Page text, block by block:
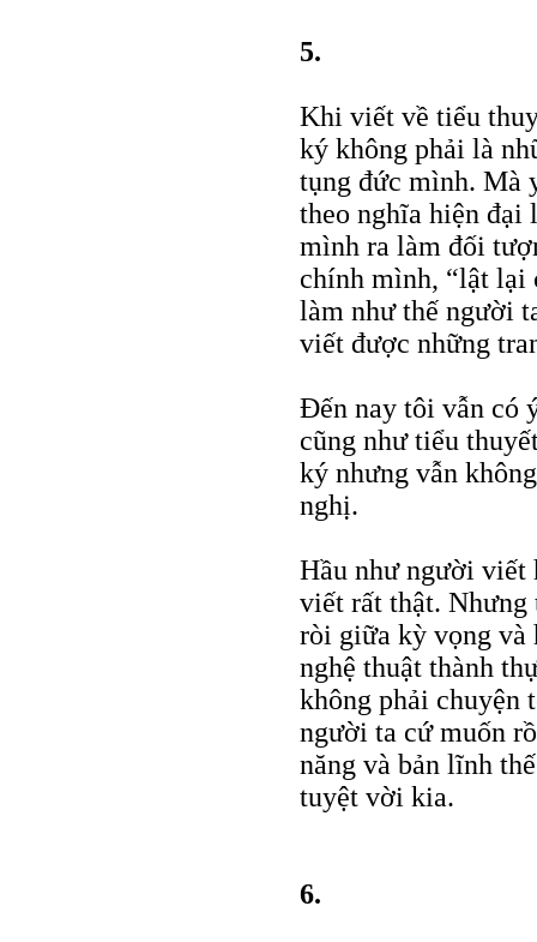
5.
Khi viết về tiểu
ký không phải là
tụng đức mình. Mà
theo nghĩa hiện đại
mình ra làm đối
chính mình, “lật lại
làm như thế người
viết được những
Đến nay tôi vẫn có
cũng như tiểu
ký nhưng vẫn
nghị.
Hầu như người viết
viết rất thật. Nhưng
ròi giữa kỳ vọng và
nghệ thuật thành
không phải chuyện
người ta cứ muốn
năng và bản lĩnh
tuyệt vời kia.
6.